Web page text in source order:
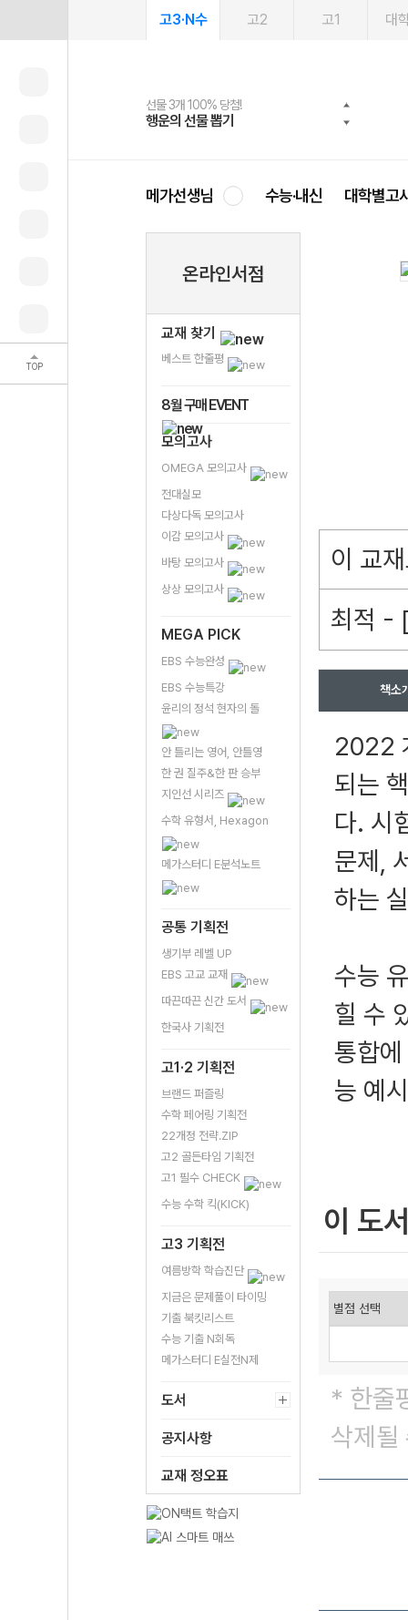
TOP
고3·N수 고2 고1 대
선물 3개 100% 당첨!
행운의 선물 뽑기
선물 100% 증정!
메가스터디 X 올리브
2027 러셀 단과
강사 공개선발
스마트러닝앱
설문 EVENT
메가패스
3일 무료 체험권
메가패스 수강생 무료혜택!
메가클럽 멤버십
사회공헌 캠페인
희망이룸 메가나눔
메가선생님 수능·내신 대학별고
온라인서점
교재 찾기
베스트 한줄평
8월 구매 EVENT
모의고사
OMEGA 모의고사
전대실모
다상다독 모의고사
이감 모의고사
바탕 모의고사
상상 모의고사
MEGA PICK
EBS 수능완성
EBS 수능특강
윤리의 정석 현자의 돌
안 틀리는 영어, 안틀영
한 권 질주&한 판 승부
지인선 시리즈
수학 유형서, Hexagon
메가스터디 E분석노트
공통 기획전
생기부 레벨 UP
EBS 고교 교재
따끈따끈 신간 도서
한국사 기획전
고1·2 기획전
브랜드 퍼즐링
수학 페어링 기획전
22개정 전략.ZIP
고2 골든타임 기획전
고1 필수 CHECK
수능 수학 킥(KICK)
고3 기획전
여름방학 학습진단
지금은 문제풀이 타이밍
기출 북킷리스트
수능 기출 N회독
메가스터디 E실전N제
도서
공지사항
교재 정오표
이 교
최적 -
책소
2022
되는
다. 시
문제,
하는
수능
힐 수
통합
능 예
이 도
* 한줄
삭제될